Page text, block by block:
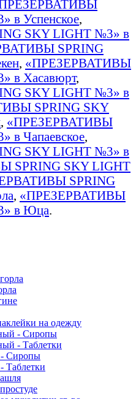
в Успенское,
SKY LIGHT №3» в
SPRING
, «ПРЕЗЕРВАТИВЫ
в Хасавюрт,
SKY LIGHT №3» в
SPRING SKY
, «ПРЕЗЕРВАТИВЫ
в Чапаевское,
SKY LIGHT №3» в
SPRING SKY LIGHT
SPRING
, «ПРЕЗЕРВАТИВЫ
в Юца.
на одежду
- Сиропы
- Таблетки
- Сиропы
Таблетки